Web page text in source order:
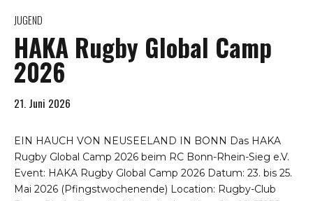
JUGEND
HAKA Rugby Global Camp
2026
21. Juni 2026
EIN HAUCH VON NEUSEELAND IN BONN Das HAKA
Rugby Global Camp 2026 beim RC Bonn-Rhein-Sieg e.V.
Event: HAKA Rugby Global Camp 2026 Datum: 23. bis 25.
Mai 2026 (Pfingstwochenende) Location: Rugby-Club